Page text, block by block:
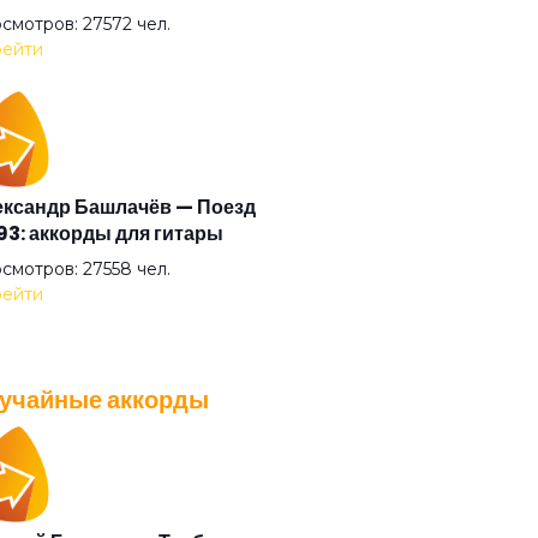
Казанского зверя
Никитин буги
27572 чел.
Башлачёв — Поезд
аккорды для гитары
27558 чел.
— Плохо танцевать: аккорды
26036 чел.
аккорды